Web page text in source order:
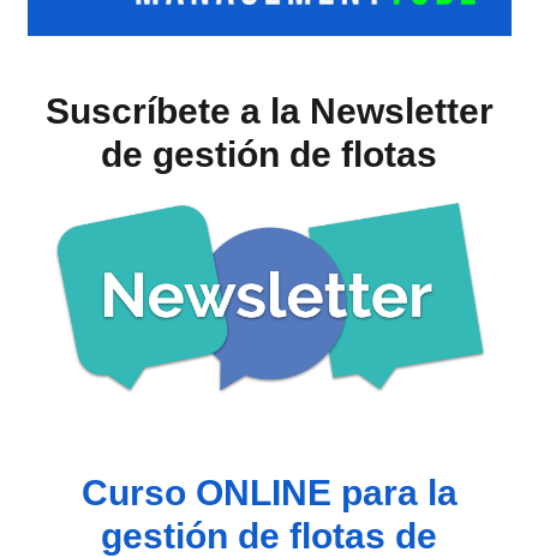
Suscríbete a la Newsletter
de gestión de flotas
Curso ONLINE para la
gestión de flotas de